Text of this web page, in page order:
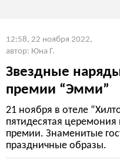
12:58, 22 ноября 2022,
автор: Юна Г.
Звездные
премии “Эмми”
21 ноября в отеле
пятидесятая
премии. Знаменитые
праздничные образы.